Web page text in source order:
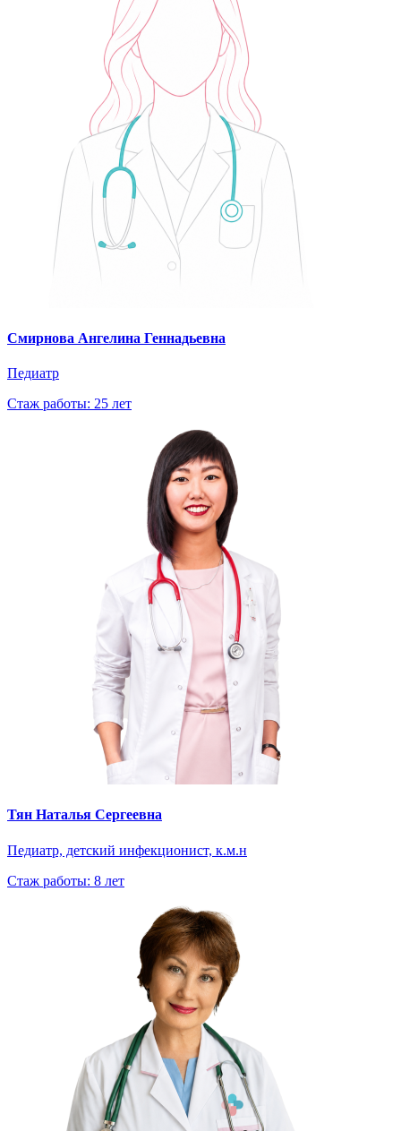
Смирнова Ангелина Геннадьевна
Педиатр
Стаж работы: 25 лет
Тян Наталья Сергеевна
Педиатр, детский инфекционист, к.м.н
Стаж работы: 8 лет